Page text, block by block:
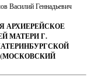
Василий Геннадьевич
АРХИЕРЕЙСКОЕ
МАТЕРИ Г.
(МОСКОВСКИЙ